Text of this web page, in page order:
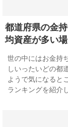
都道府県の金
均資産が多い
世の中にはお金持
しいったいどの都
ようで気になると
ランキングを紹介